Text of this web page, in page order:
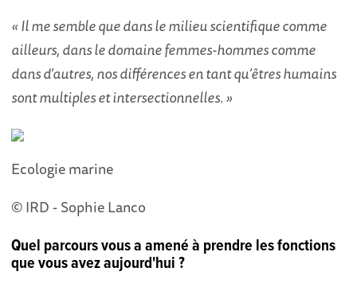
« Il me semble que dans le milieu scientifique comme
ailleurs, dans le domaine femmes-hommes comme
dans d’autres, nos différences en tant qu’êtres humains
sont multiples et intersectionnelles. »
Ecologie marine
© IRD - Sophie Lanco
Quel parcours vous a amené à prendre les fonctions
que vous avez aujourd'hui ?